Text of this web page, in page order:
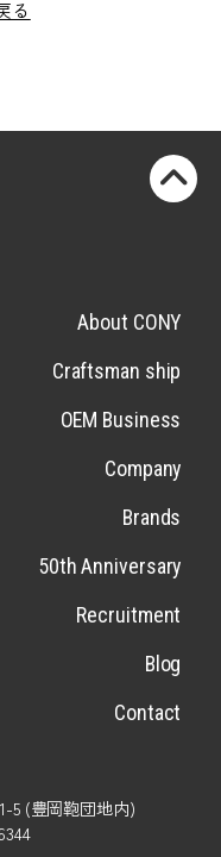
る
About CONY
Craftsman ship
OEM Business
Company
Brands
50th Anniversary
Recruitment
Blog
Contact
5 (豊岡鞄団地内)